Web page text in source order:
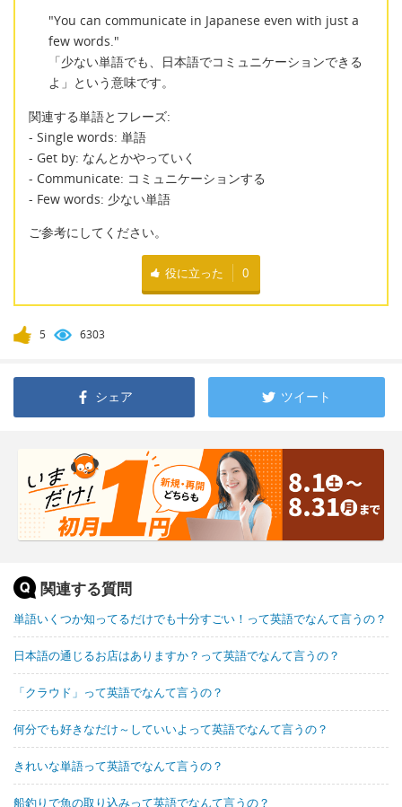
"You can communicate in Japanese even with just a
few words."
「少ない単語でも、日本語でコミュニケーションできる
よ」という意味です。
関連する単語とフレーズ:
- Single words: 単語
- Get by: なんとかやっていく
- Communicate: コミュニケーションする
- Few words: 少ない単語
ご参考にしてください。
役に立った 0
5 6303
シェア ツイート
関連する質問
単語いくつか知ってるだけでも十分すごい！って英語でなんて言うの？
日本語の通じるお店はありますか？って英語でなんて言うの？
「クラウド」って英語でなんて言うの？
何分でも好きなだけ～していいよって英語でなんて言うの？
きれいな単語って英語でなんて言うの？
船釣りで魚の取り込みって英語でなんて言うの？